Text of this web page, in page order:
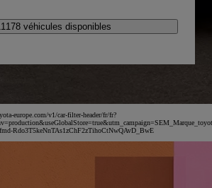
véhicules disponibles
europe.com/v1/car-filter-header/fr/fr?
Rdo3T5keNnTAs1zChF2zTihoCtNwQAvD_BwE